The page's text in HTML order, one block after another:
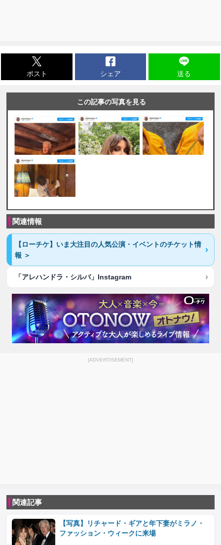
ポスト シェア 送る
この記事の写真を見る
関連情報
【ローチケ】いま大注目の人気公演・イベントのチケット情
報 ＞
「アレハンドラ・シルバ」Instagram
[ADVERTISEMENT]
関連記事
【写真】リチャード・ギアと年下妻がミラノ・
ファッション・ウィークに来場